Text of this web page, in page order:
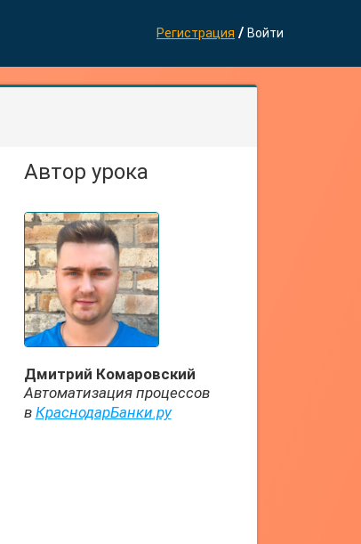
Регистрация / Войти
Автор урока
Дмитрий Комаровский
Автоматизация процессов
в КраснодарБанки.ру